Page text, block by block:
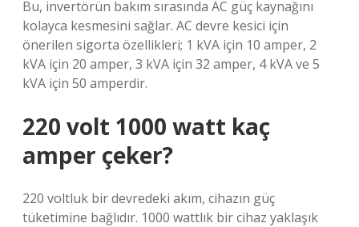
Bu, invertörün bakım sırasında AC güç kaynağını
kolayca kesmesini sağlar. AC devre kesici için
önerilen sigorta özellikleri; 1 kVA için 10 amper, 2
kVA için 20 amper, 3 kVA için 32 amper, 4 kVA ve 5
kVA için 50 amperdir.
220 volt 1000 watt kaç
amper çeker?
220 voltluk bir devredeki akım, cihazın güç
tüketimine bağlıdır. 1000 wattlık bir cihaz yaklaşık